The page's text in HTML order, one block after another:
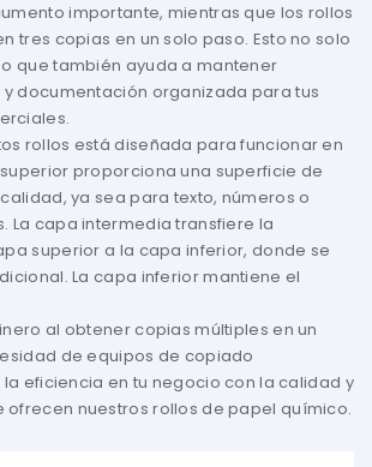
importante, mientras que los rollos
tres copias en un solo paso. Esto no solo
que también ayuda a mantener
documentación organizada para tus
rollos está diseñada para funcionar en
proporciona una superficie de
ya sea para texto, números o
La capa intermedia transfiere la
superior a la capa inferior, donde se
La capa inferior mantiene el
al obtener copias múltiples en un
de equipos de copiado
eficiencia en tu negocio con la calidad y
nuestros rollos de papel químico.